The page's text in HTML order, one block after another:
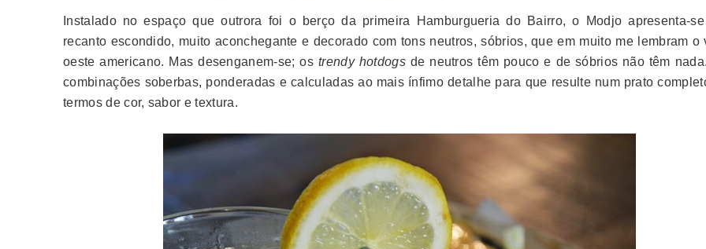
Instalado no espaço que outrora foi o berço da primeira Hamburgueria do Bairro, o Modjo apresenta-
recanto escondido, muito aconchegante e decorado com tons neutros, sóbrios, que em muito me lembram o
oeste americano. Mas desenganem-se; os trendy hotdogsde neutros têm pouco e de sóbrios não têm
combinações soberbas, ponderadas e calculadas ao mais ínfimo detalhe para que resulte num prato
termos de cor, sabor e textura.